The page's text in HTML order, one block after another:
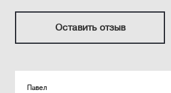
Оставить отзыв
Павел